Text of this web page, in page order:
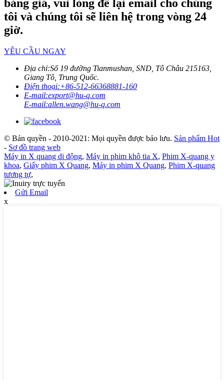
bảng giá, vui lòng để lại email cho chúng
tôi và chúng tôi sẽ liên hệ trong vòng 24
giờ.
YÊU CẦU NGAY
Địa chỉ:Số 19 đường Tianmushan, SND, Tô Châu 215163,
Giang Tô, Trung Quốc.
Điện thoại:+86-512-66368881-160
E-mail:export@hu-q.com
E-mail:allen.wang@hu-q.com
© Bản quyền - 2010-2021: Mọi quyền được bảo lưu. Sản phẩm Hot
- Sơ đồ trang web
Máy in X quang di động, Máy in phim khô tia X, Phim X-quang y
khoa, Giấy phim X Quang, Máy in phim X Quang, Phim X-quang
tương tự,
Gửi Email
x